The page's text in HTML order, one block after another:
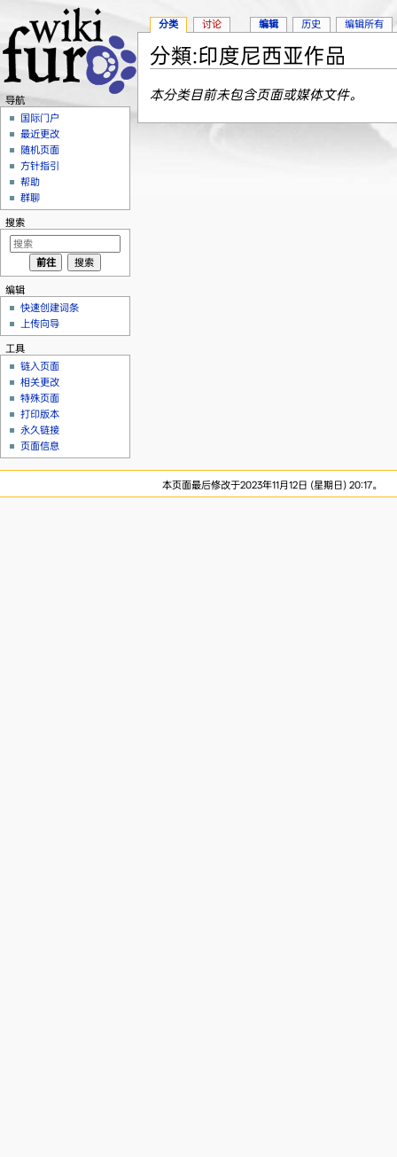
分類:印度尼西亚作品
本分类目前未包含页面或媒体文件。
分类 讨论 编辑 历史 编辑所有
导航
国际门户
最近更改
随机页面
方针指引
帮助
群聊
搜索
编辑
快速创建词条
上传向导
工具
链入页面
相关更改
特殊页面
打印版本
永久链接
页面信息
本页面最后修改于2023年11月12日 (星期日) 20:17。